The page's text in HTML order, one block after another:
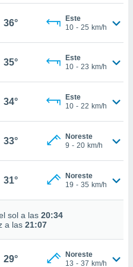
36°
Este
10 - 25 km/h
35°
Este
10 - 23 km/h
34°
Este
10 - 22 km/h
33°
Noreste
9 - 20 km/h
31°
Noreste
19 - 35 km/h
sol a las 20:34
a las 21:07
29°
Noreste
13 - 37 km/h